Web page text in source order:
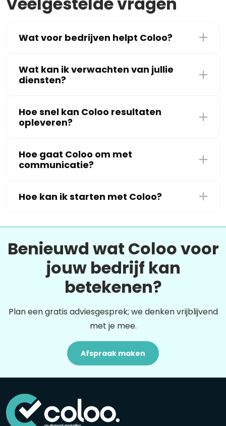
Wat voor bedrijven helpt Coloo?
Wat kan ik verwachten van jullie
diensten?
Hoe snel kan Coloo resultaten
opleveren?
Hoe gaat Coloo om met
communicatie?
Hoe kan ik starten met Coloo?
Benieuwd wat Coloo voor
jouw bedrijf kan
betekenen?
Plan een gratis adviesgesprek; we denken vrijblijvend
met je mee.
Afspraak maken